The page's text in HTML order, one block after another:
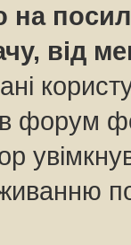
на
від
форум